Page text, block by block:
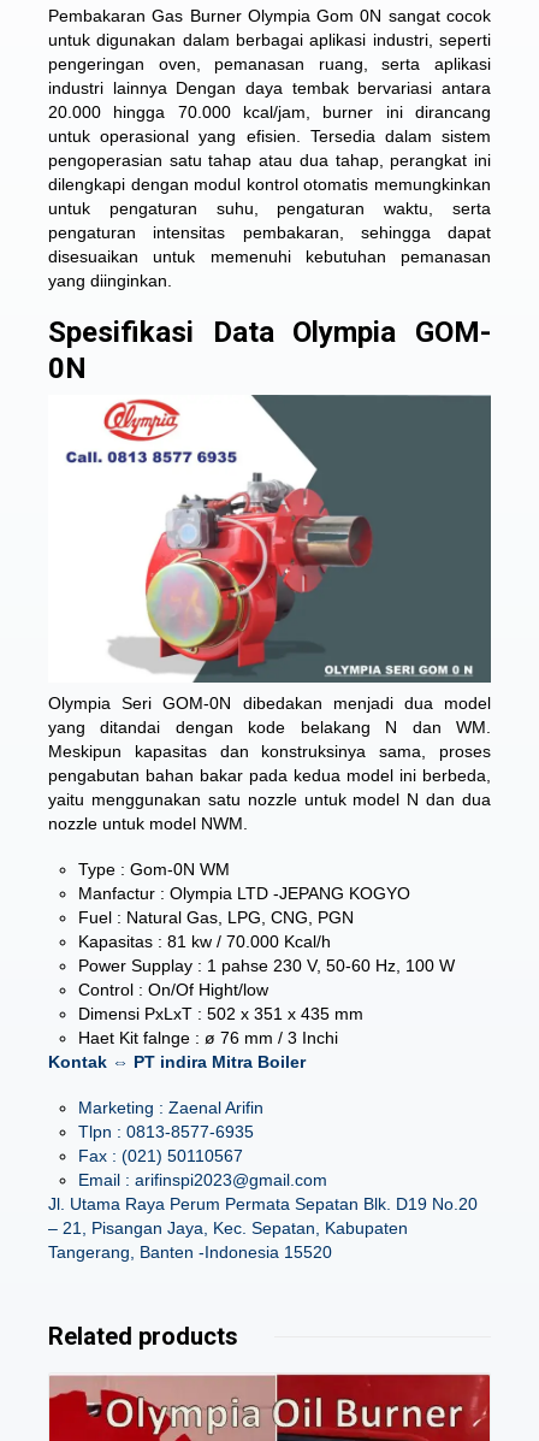
Pembakaran Gas Burner Olympia Gom 0N sangat cocok
untuk digunakan dalam berbagai aplikasi industri, seperti
pengeringan oven, pemanasan ruang, serta aplikasi
industri lainnya Dengan daya tembak bervariasi antara
20.000 hingga 70.000 kcal/jam, burner ini dirancang
untuk operasional yang efisien. Tersedia dalam sistem
pengoperasian satu tahap atau dua tahap, perangkat ini
dilengkapi dengan modul kontrol otomatis memungkinkan
untuk pengaturan suhu, pengaturan waktu, serta
pengaturan intensitas pembakaran, sehingga dapat
disesuaikan untuk memenuhi kebutuhan pemanasan
yang diinginkan.
Spesifikasi Data Olympia GOM-
0N
Olympia Seri GOM-0N dibedakan menjadi dua model
yang ditandai dengan kode belakang N dan WM.
Meskipun kapasitas dan konstruksinya sama, proses
pengabutan bahan bakar pada kedua model ini berbeda,
yaitu menggunakan satu nozzle untuk model N dan dua
nozzle untuk model NWM.
Type : Gom-0N WM
Manfactur : Olympia LTD -JEPANG KOGYO
Fuel : Natural Gas, LPG, CNG, PGN
Kapasitas : 81 kw / 70.000 Kcal/h
Power Supplay : 1 pahse 230 V, 50-60 Hz, 100 W
Control : On/Of Hight/low
Dimensi PxLxT : 502 x 351 x 435 mm
Haet Kit falnge : ø 76 mm / 3 Inchi
Kontak ⇔ PT indira Mitra Boiler
Marketing : Zaenal Arifin
Tlpn : 0813-8577-6935
Fax : (021) 50110567
Email : arifinspi2023@gmail.com
Jl. Utama Raya Perum Permata Sepatan Blk. D19 No.20
– 21, Pisangan Jaya, Kec. Sepatan, Kabupaten
Tangerang, Banten -Indonesia 15520
Related products